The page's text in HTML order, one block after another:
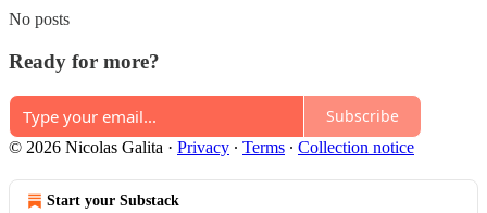
No posts
Ready for more?
Subscribe
© 2026 Nicolas Galita · Privacy ∙ Terms ∙ Collection notice
Start your Substack